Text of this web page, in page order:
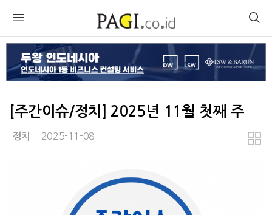
[주간이슈/정치] 2025년 11월 첫째 주
정치 2025-11-08